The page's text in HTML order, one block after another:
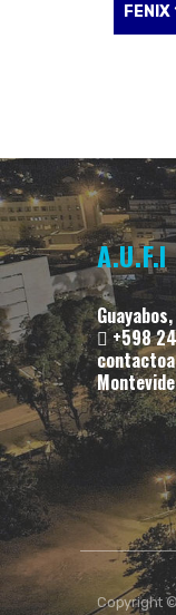
FENIX
A.U.F.I
+598
Copyright